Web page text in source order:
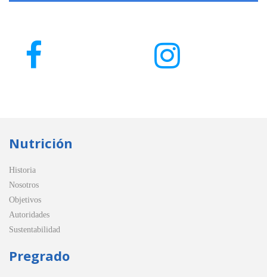
Nutrición
Historia
Nosotros
Objetivos
Autoridades
Sustentabilidad
Pregrado